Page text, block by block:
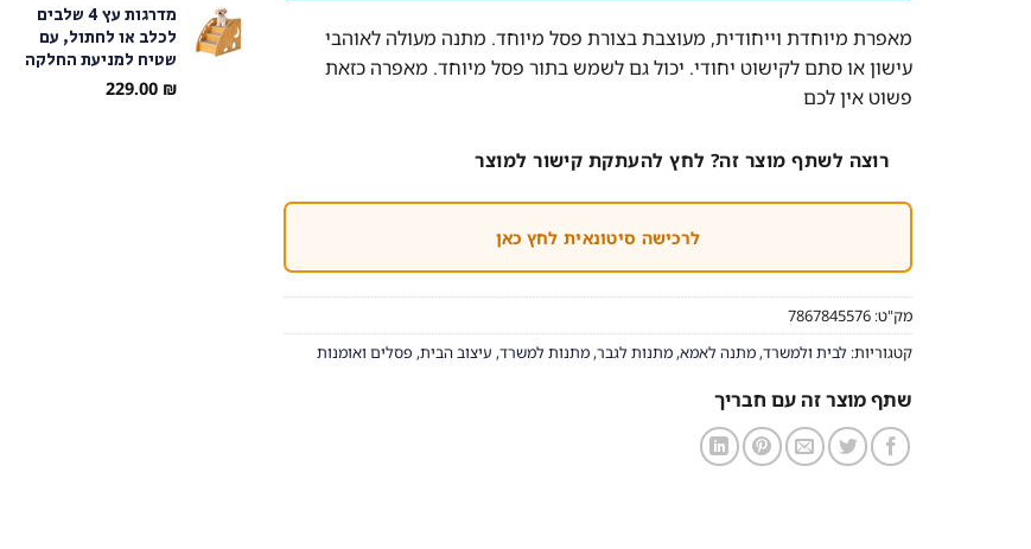
מאפרת מיוחדת וייחודית, מעוצבת בצורת פסל מיוחד. מתנה מעולה לאוהבי
עישון או סתם לקישוט יחודי. יכול גם לשמש בתור פסל מיוחד. מאפרה כזאת
פשוט אין לכם
רוצה לשתף מוצר זה? לחץ להעתקת קישור למוצר
לרכישה סיטונאית לחץ כאן
מק"ט: 7867845576
קטגוריות: לבית ולמשרד, מתנה לאמא, מתנות לגבר, מתנות למשרד, עיצוב הבית, פסלים ואומנות
שתף מוצר זה עם חבריך
מדרגות עץ 4 שלבים
לכלב או לחתול, עם
שטיח למניעת החלקה
229.00 ₪